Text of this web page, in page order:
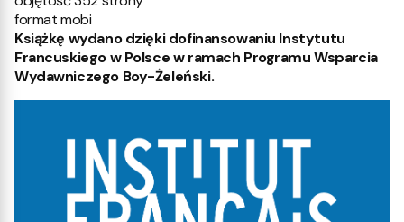
format mobi
Książkę wydano dzięki dofinansowaniu Instytutu
Francuskiego w Polsce w ramach Programu Wsparcia
Wydawniczego Boy-Żeleński.